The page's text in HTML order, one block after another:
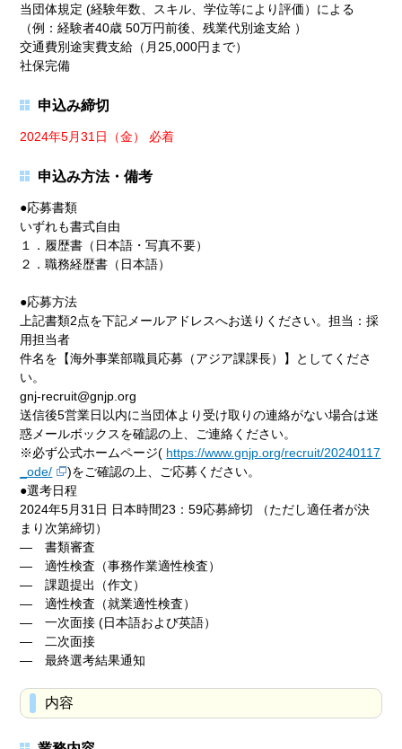
当団体規定 (経験年数、スキル、学位等により評価）による
（例：経験者40歳 50万円前後、残業代別途支給 ）
交通費別途実費支給（月25,000円まで）
社保完備
申込み締切
2024年5月31日（金） 必着
申込み方法・備考
●応募書類
いずれも書式自由
１．履歴書（日本語・写真不要）
２．職務経歴書（日本語）
●応募方法
上記書類2点を下記メールアドレスへお送りください。担当：採
用担当者
件名を【海外事業部職員応募（アジア課課長）】としてくださ
い。
gnj-recruit@gnjp.org
送信後5営業日以内に当団体より受け取りの連絡がない場合は迷
惑メールボックスを確認の上、ご連絡ください。
※必ず公式ホームページ( https://www.gnjp.org/recruit/20240117
_ode/
)をご確認の上、ご応募ください。
●選考日程
2024年5月31日 日本時間23：59応募締切 （ただし適任者が決
まり次第締切）
― 書類審査
― 適性検査（事務作業適性検査）
― 課題提出（作文）
― 適性検査（就業適性検査）
― 一次面接 (日本語および英語）
― 二次面接
― 最終選考結果通知
内容